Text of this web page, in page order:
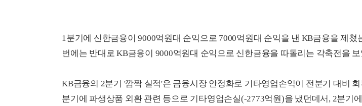
1분기에 신한금융이 9000억원대 순익으로 7000억원대 순익을 낸 KB금융을 제쳤
번에는 반대로 KB금융이 9000억원대 순익으로 신한금융을 따돌리는 각축전을
KB금융의 2분기 '깜짝 실적'은 금융시장 안정화로 기타영업손익이 전분기 대비 회
분기에 파생상품 외환 관련 등으로 기타영업손실(-2773억원)을 냈던데서, 2분기